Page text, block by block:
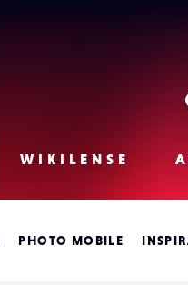
WIKILENSE
PHOTO MOBILE